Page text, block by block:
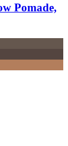
Pomade,